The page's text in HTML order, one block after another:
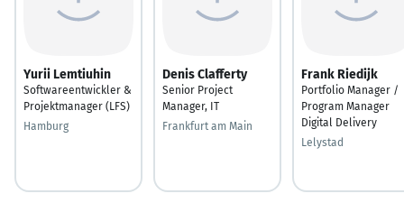
Yurii Lemtiuhin
Softwareentwickler &
Projektmanager (LFS)
Hamburg
Denis Clafferty
Senior Project
Manager, IT
Frankfurt am Main
Frank Riedijk
Portfolio Manager /
Program Manager
Digital Delivery
Lelystad